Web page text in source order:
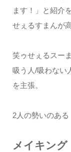
ます！」と紹介
せぇるすまんが
笑ゥせぇるスー
吸う人/吸わない
を主張。
2人の勢いのある
メイキング